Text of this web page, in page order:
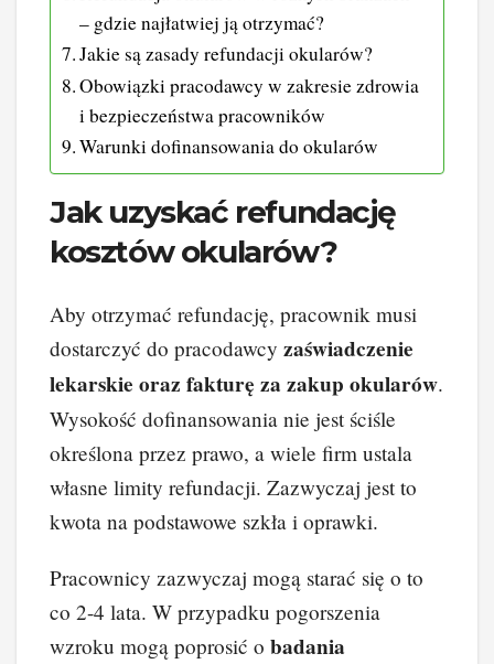
– gdzie najłatwiej ją otrzymać?
Jakie są zasady refundacji okularów?
Obowiązki pracodawcy w zakresie zdrowia
i bezpieczeństwa pracowników
Warunki dofinansowania do okularów
Jak uzyskać refundację
kosztów okularów?
Aby otrzymać refundację, pracownik musi
dostarczyć do pracodawcy zaświadczenie
lekarskie oraz fakturę za zakup okularów.
Wysokość dofinansowania nie jest ściśle
określona przez prawo, a wiele firm ustala
własne limity refundacji. Zazwyczaj jest to
kwota na podstawowe szkła i oprawki.
Pracownicy zazwyczaj mogą starać się o to
co 2-4 lata. W przypadku pogorszenia
wzroku mogą poprosić o badania